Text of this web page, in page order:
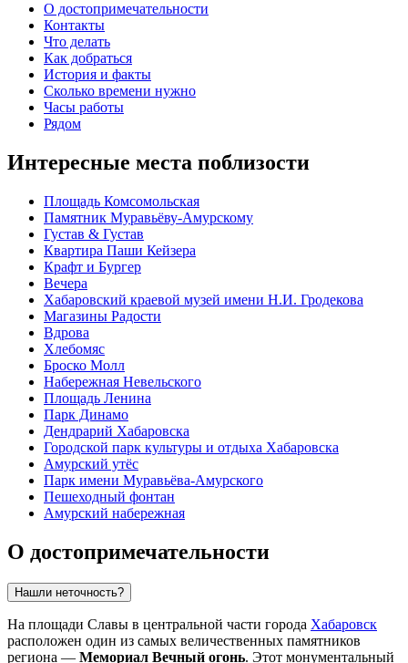
О достопримечательности
Контакты
Что делать
Как добраться
История и факты
Сколько времени нужно
Часы работы
Рядом
Интересные места поблизости
Площадь Комсомольская
Памятник Муравьёву-Амурскому
Густав & Густав
Квартира Паши Кейзера
Крафт и Бургер
Вечера
Хабаровский краевой музей имени Н.И. Гродекова
Магазины Радости
Вдрова
Хлебомяс
Броско Молл
Набережная Невельского
Площадь Ленина
Парк Динамо
Дендрарий Хабаровска
Городской парк культуры и отдыха Хабаровска
Амурский утёс
Парк имени Муравьёва-Амурского
Пешеходный фонтан
Амурский набережная
О достопримечательности
Нашли неточность?
На площади Славы в центральной части города Хабаровск
расположен один из самых величественных памятников
региона — Мемориал Вечный огонь. Этот монументальный